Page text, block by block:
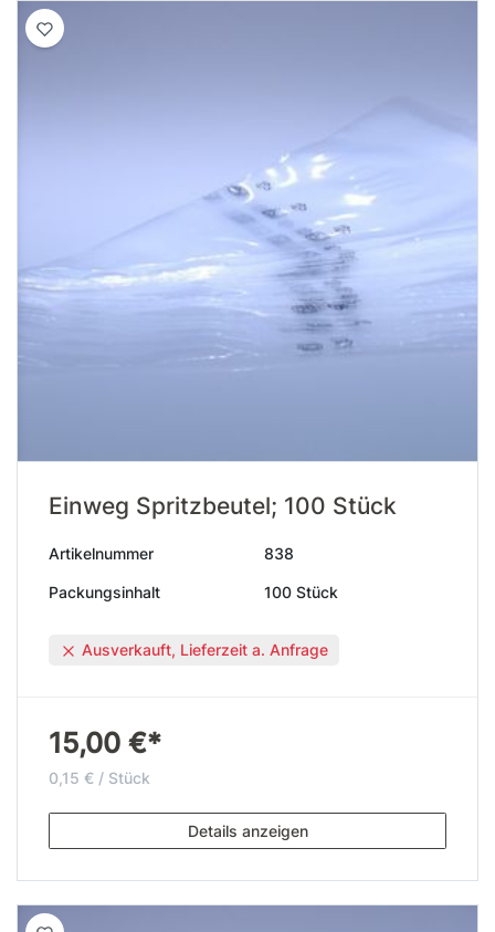
Einweg Spritzbeutel; 100 Stück
Artikelnummer 838
Packungsinhalt 100 Stück
Ausverkauft, Lieferzeit a. Anfrage
15,00 €*
0,15 € / Stück
Details anzeigen